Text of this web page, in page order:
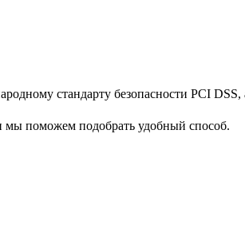
стандарту безопасности PCI
поможем подобрать удобный способ.